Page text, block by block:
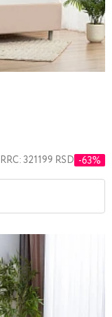
RRC: 321199 RSD -63%